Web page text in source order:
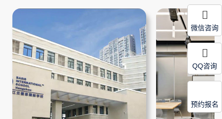
微信咨询
QQ咨询
预约报名